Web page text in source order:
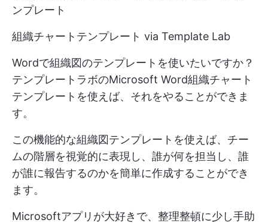
ンプレート
組織チャートテンプレート via Template Lab
Wordで組織図のテンプレートを使いたいですか？
テンプレートラボのMicrosoft Word組織チャート
テンプレートを使えば、それをやることができま
す。
この機能的な組織図テンプレートを使えば、チー
ムの階層を視覚的に表現し、誰が何を担当し、誰
が誰に報告するのかを簡単に作成することができ
ます。
Microsoftアプリが大好きで、整理整頓に少し手助